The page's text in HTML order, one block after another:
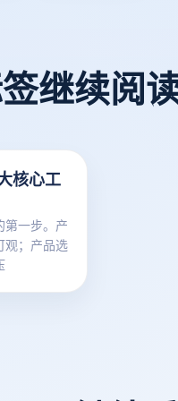
继续阅
核心工
第一步。产
观；产品选